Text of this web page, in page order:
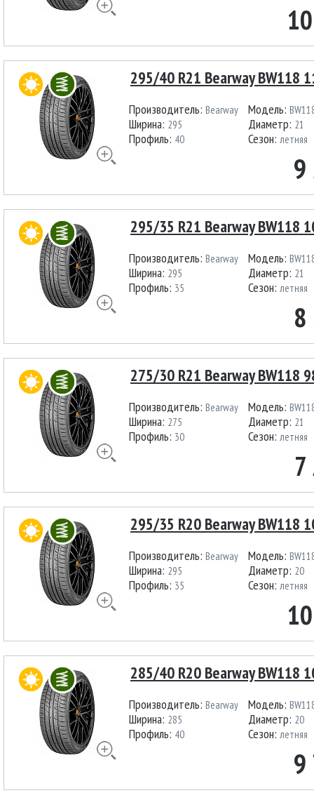
295/40 R21 Bearway BW118
Производитель: Bearway
Ширина: 295
Профиль: 40
Модель:
Диаметр: 21
Сезон: летняя
295/35 R21 Bearway BW118
Производитель: Bearway
Ширина: 295
Профиль: 35
Модель:
Диаметр: 21
Сезон: летняя
275/30 R21 Bearway BW118
Производитель: Bearway
Ширина: 275
Профиль: 30
Модель:
Диаметр: 21
Сезон: летняя
295/35 R20 Bearway BW118
Производитель: Bearway
Ширина: 295
Профиль: 35
Модель:
Диаметр: 20
Сезон: летняя
285/40 R20 Bearway BW118
Производитель: Bearway
Ширина: 285
Профиль: 40
Модель:
Диаметр: 20
Сезон: летняя